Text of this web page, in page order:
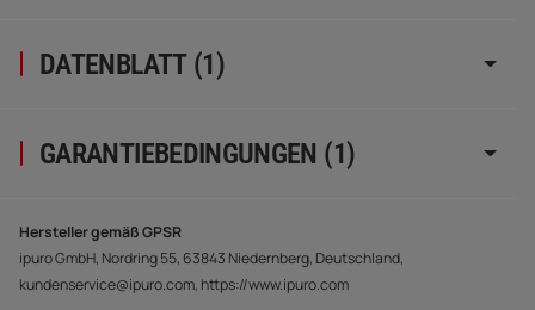
DATENBLATT (1)
GARANTIEBEDINGUNGEN (1)
Hersteller gemäß GPSR
ipuro GmbH, Nordring 55, 63843 Niedernberg, Deutschland,
kundenservice@ipuro.com, https://www.ipuro.com